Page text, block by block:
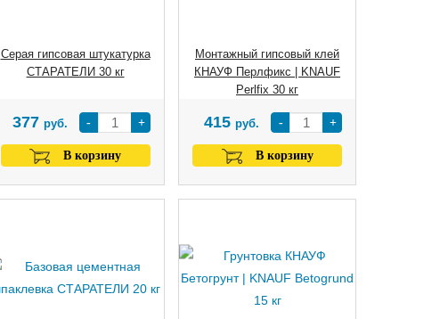
Серая гипсовая штукатурка
СТАРАТЕЛИ 30 кг
- +
377 руб.
В корзину
Монтажный гипсовый клей
КНАУФ Перлфикс | KNAUF
Perlfix 30 кг
- +
415 руб.
В корзину